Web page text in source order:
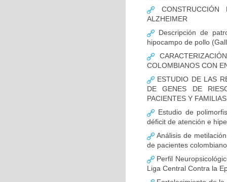
ALZHEIMER
Descripción de
hipocampo de pollo
COLOMBIANOS CON
ESTUDIO DE LAS
DE GENES DE
PACIENTES Y
Estudio de
déficit de atención e
Análisis de
de pacientes
Perfil
Liga Central Contra la